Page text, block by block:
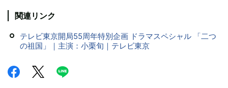
関連リンク
テレビ東京開局55周年特別企画 ドラマスペシャル 「二つ
の祖国」｜主演：小栗旬｜テレビ東京